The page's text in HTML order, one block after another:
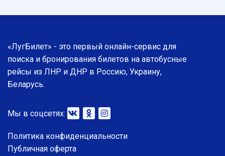
«ЛугБилет» - это первый онлайн-сервис для
поиска и бронирования билетов на автобусные
рейсы из ЛНР и ДНР в Россию, Украину,
Беларусь.
Мы в соцсетях:
Политика конфиденциальности
Публичная оферта